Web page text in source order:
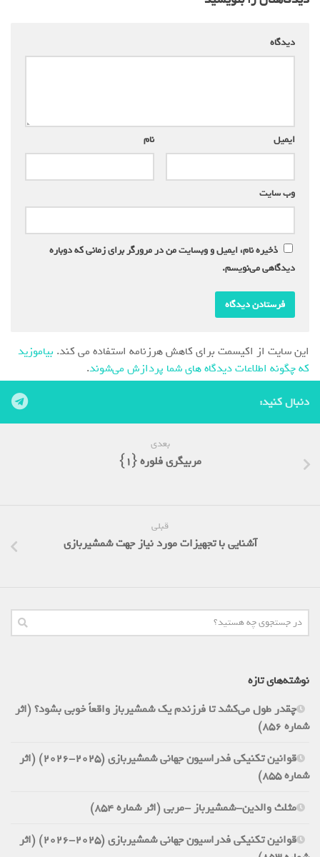
دیدگاه
نام ایمیل
وب‌ سایت
ذخیره نام، ایمیل و وبسایت من در مرورگر برای زمانی که دوباره
دیدگاهی می‌نویسم.
این سایت از اکیسمت برای کاهش هرزنامه استفاده می کند. بیاموزید
که چگونه اطلاعات دیدگاه های شما پردازش می‌شوند.
دنبال کنید:
بعدی
مربیگری فلوره {1}
قبلی
آشنایی با تجهیزات مورد نیاز جهت شمشیربازی
نوشته‌های تازه
چقدر طول می‌کشد تا فرزندم یک شمشیرباز واقعاً خوبی بشود؟ (اثر
شماره 856)
قوانین تکنیکی فدراسیون جهانی شمشیربازی (2025-2026) (اثر
شماره 855)
مثلث والدین-شمشیرباز -مربی (اثر شماره 854)
قوانین تکنیکی فدراسیون جهانی شمشیربازی (2025-2026) (اثر